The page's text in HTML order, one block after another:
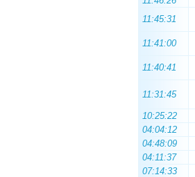
11:45:31
11:41:00
11:40:41
11:31:45
10:25:22
04:04:12
04:48:09
04:11:37
07:14:33